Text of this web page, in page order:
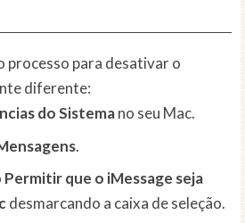
processo para desativar o
diferente:
do Sistemano seu Mac.
.
Permitir que o iMessage seja
desmarcando a caixa de seleção.